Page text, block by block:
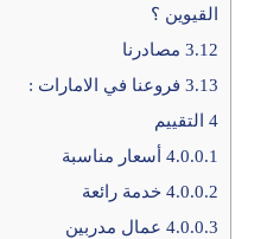
القيوين ؟
3.12 مصادرنا
3.13 فروعنا في الامارات :
4 التقييم
4.0.0.1 أسعار مناسبة
4.0.0.2 خدمة رائعة
4.0.0.3 عمال مدربين